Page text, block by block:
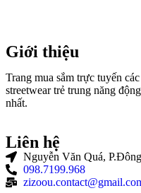
Giới thiệu
Trang mua sắm trực tuyến
streetwear trẻ trung năng
nhất.
Liên hệ
Nguyễn Văn Quá,
098.7199.968